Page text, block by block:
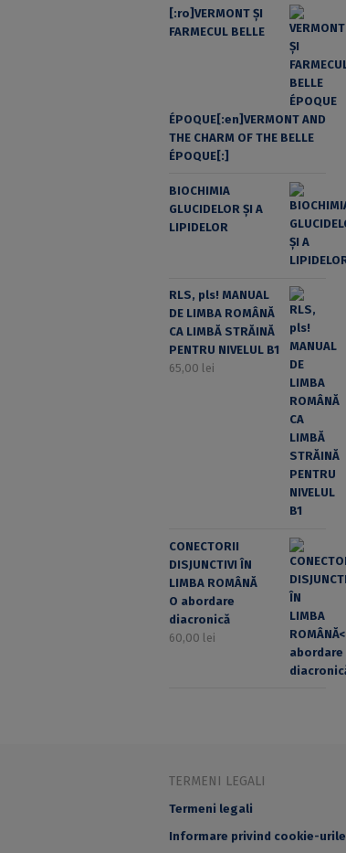
[:ro]VERMONT ȘI
FARMECUL BELLE
ÉPOQUE[:en]VERMONT AND
THE CHARM OF THE BELLE
ÉPOQUE[:]
BIOCHIMIA
GLUCIDELOR ȘI A
LIPIDELOR
RLS, pls! MANUAL
DE LIMBA ROMÂNĂ
CA LIMBĂ STRĂINĂ
PENTRU NIVELUL B1
65,00 lei
CONECTORII
DISJUNCTIVI ÎN
LIMBA ROMÂNĂ
O abordare
diacronică
60,00 lei
TERMENI LEGALI
Termeni legali
Informare privind cookie-urile